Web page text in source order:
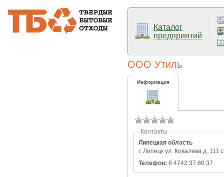
Каталог
предприятий
ООО Утиль
Информация
Контакты
Липецкая область
г. Липецк ул. Ковалева д. 111
Телефон: 8 4742 37 60 37